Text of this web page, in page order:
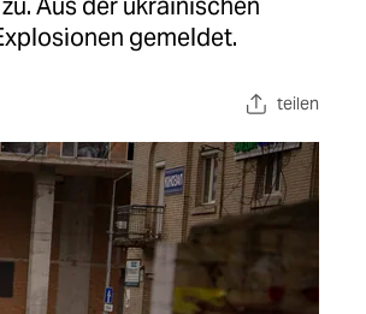
gemeldet.
teilen